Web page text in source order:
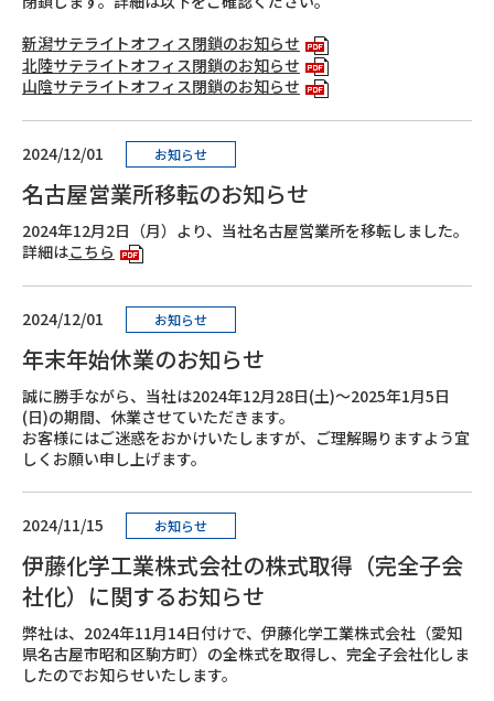
新潟サテライトオフィス閉鎖のお知らせ
北陸サテライトオフィス閉鎖のお知らせ
山陰サテライトオフィス閉鎖のお知らせ
2024/12/01 お知らせ
名古屋営業所移転のお知らせ
2024年12月2日（月）より、当社名古屋営業所を移転しました。
詳細はこちら
2024/12/01 お知らせ
年末年始休業のお知らせ
誠に勝手ながら、当社は2024年12月28日(土)～2025年1月5日
(日)の期間、休業させていただきます。
お客様にはご迷惑をおかけいたしますが、ご理解賜りますよう宜
しくお願い申し上げます。
2024/11/15 お知らせ
伊藤化学工業株式会社の株式取得（完全子会
社化）に関するお知らせ
弊社は、2024年11月14日付けで、伊藤化学工業株式会社（愛知
県名古屋市昭和区駒方町）の全株式を取得し、完全子会社化しま
したのでお知らせいたします。